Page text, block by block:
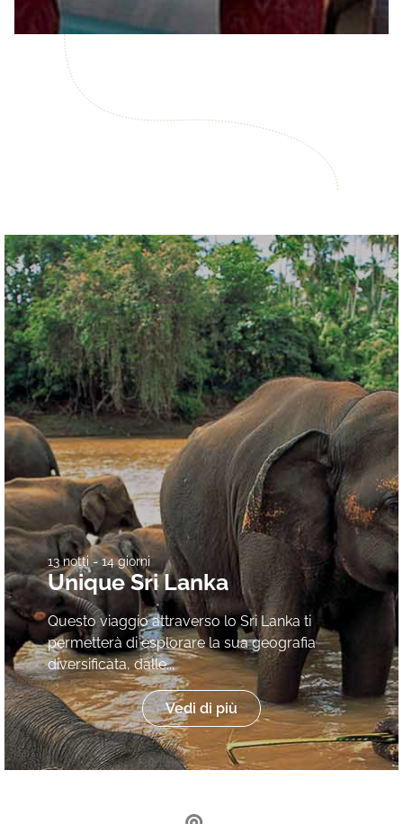
13 notti - 14 giorni
Unique Sri Lanka
Questo viaggio attraverso lo Sri Lanka ti
permetterà di esplorare la sua geografia
diversificata, dalle...
Vedi di più